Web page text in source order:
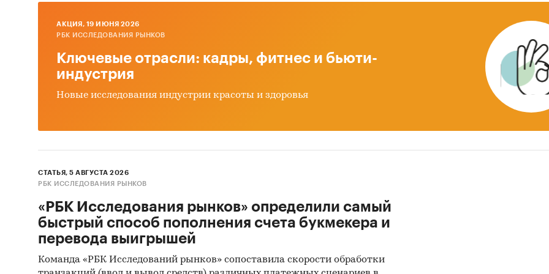
акциям и специальным предложениям продукта
Изучение целей и каналов приобретения продукта,
которыми столкнулись потребители струбцин
Изучение готовности опрошенных к
Составление прогноза количества потребителей
России на 5 лет
Обзор российского рынка струбцин
Каналы получения информации о продукте и отношение
опрошенных к средствам продвижения продукта
Выводы о перспективности рынка струбцин
AКЦИЯ, 19 ИЮНЯ 2026
РБК ИССЛЕДОВАНИЯ РЫНКОВ
Ключевые отрасли: кадры, фитнес и бьюти-
индустрия
Новые исследования индустрии красоты и здоровья
СТАТЬЯ, 5 АВГУСТА 2026
РБК ИССЛЕДОВАНИЯ РЫНКОВ
«РБК Исследования рынков» определили самый
быстрый способ пополнения счета букмекера и
перевода выигрышей
Команда «РБК Исследований рынков» сопоставила скорости обработки